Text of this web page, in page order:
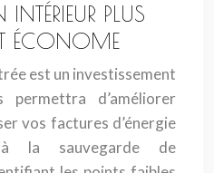
PLUS
ÉCONOME
est un investissement
permettra d’améliorer
vos factures d’énergie
la sauvegarde de